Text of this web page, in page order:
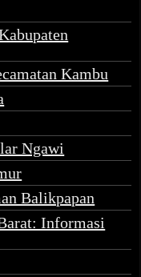
Kambu
Ngawi
Balikpapan
Informasi